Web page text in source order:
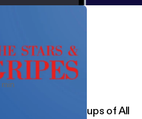
List Candidates
& Top 5 Rap Groups of All